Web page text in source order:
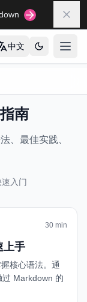
关闭
中文
打开
南
、最佳实践、
速入门
30 min
上手
核心语法。通
Markdown 的